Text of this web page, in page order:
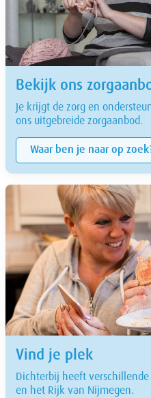
Bekijk ons
Je krijgt de zorg en
ons uitgebreide zorgaanbod.
Waar ben je naar op
Vind je plek
Dichterbij heeft
en het Rijk van Nijmegen.